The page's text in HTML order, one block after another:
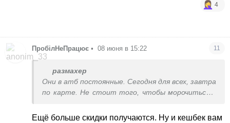
4
ПробілНеПрацює • 08 июня в 15:22 11
размахер
Они в атб постоянные. Сегодня для всех, завтра
по карте. Не стоит того, чтобы морочиться и
Ещё больше скидки получаются. Ну и кешбек вам